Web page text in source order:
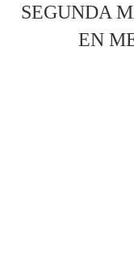
SEGUNDA
EN